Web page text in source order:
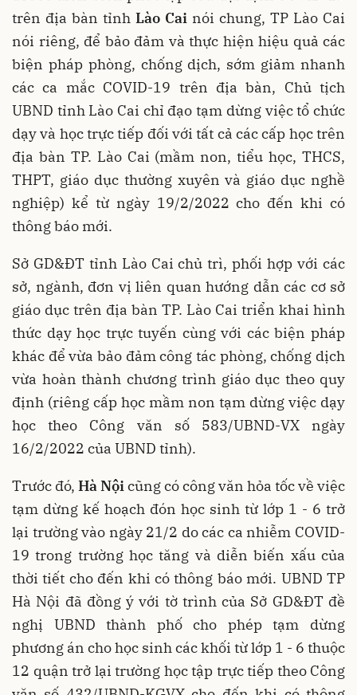
trên địa bàn tỉnh Lào Cai nói chung, TP Lào Cai
nói riêng, để bảo đảm và thực hiện hiệu quả các
biện pháp phòng, chống dịch, sớm giảm nhanh
các ca mắc COVID-19 trên địa bàn, Chủ tịch
UBND tỉnh Lào Cai chỉ đạo tạm dừng việc tổ chức
dạy và học trực tiếp đối với tất cả các cấp học trên
địa bàn TP. Lào Cai (mầm non, tiểu học, THCS,
THPT, giáo dục thường xuyên và giáo dục nghề
nghiệp) kể từ ngày 19/2/2022 cho đến khi có
thông báo mới.
Sở GD&ĐT tỉnh Lào Cai chủ trì, phối hợp với các
sở, ngành, đơn vị liên quan hướng dẫn các cơ sở
giáo dục trên địa bàn TP. Lào Cai triển khai hình
thức dạy học trực tuyến cùng với các biện pháp
khác để vừa bảo đảm công tác phòng, chống dịch
vừa hoàn thành chương trình giáo dục theo quy
định (riêng cấp học mầm non tạm dừng việc dạy
học theo Công văn số 583/UBND-VX ngày
16/2/2022 của UBND tỉnh).
Trước đó, Hà Nội cũng có công văn hỏa tốc về việc
tạm dừng kế hoạch đón học sinh từ lớp 1 - 6 trở
lại trường vào ngày 21/2 do các ca nhiễm COVID-
19 trong trường học tăng và diễn biến xấu của
thời tiết cho đến khi có thông báo mới. UBND TP
Hà Nội đã đồng ý với tờ trình của Sở GD&ĐT đề
nghị UBND thành phố cho phép tạm dừng
phương án cho học sinh các khối từ lớp 1 - 6 thuộc
12 quận trở lại trường học tập trực tiếp theo Công